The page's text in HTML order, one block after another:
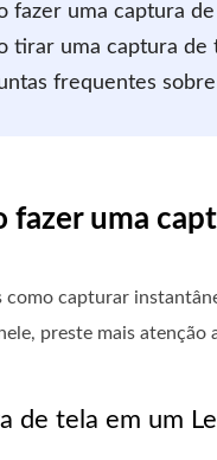
fazer uma captura
tirar uma captura de
frequentes
fazer uma
como capturar
preste mais atenção
de tela em um